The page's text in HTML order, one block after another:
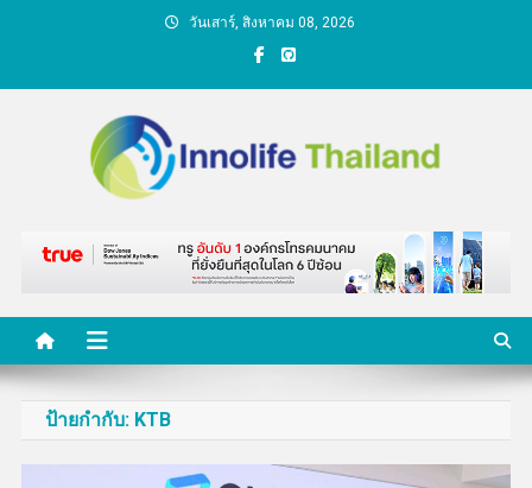
วันเสาร์, สิงหาคม 08, 2026
คนกับความคิด ชีวิตกับ
นวัตกรรม
ป้ายกำกับ: KTB